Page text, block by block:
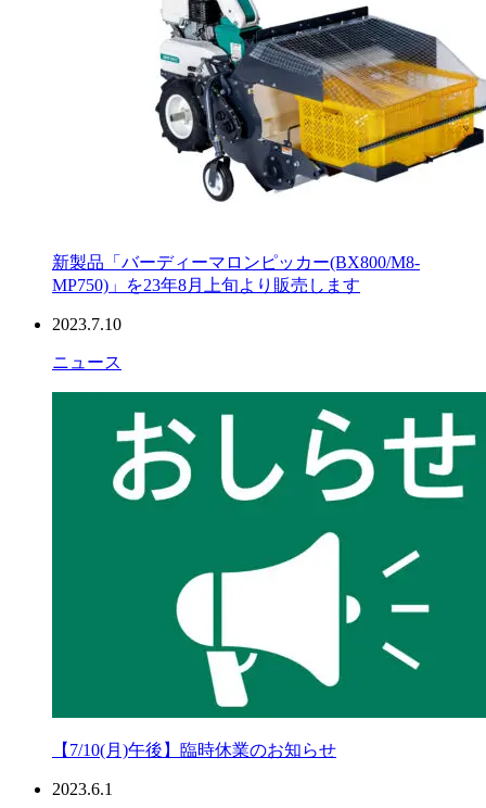
新製品「バーディーマロンピッカー(BX800/M8-
MP750)」を23年8月上旬より販売します
2023.7.10
ニュース
【7/10(月)午後】臨時休業のお知らせ
2023.6.1